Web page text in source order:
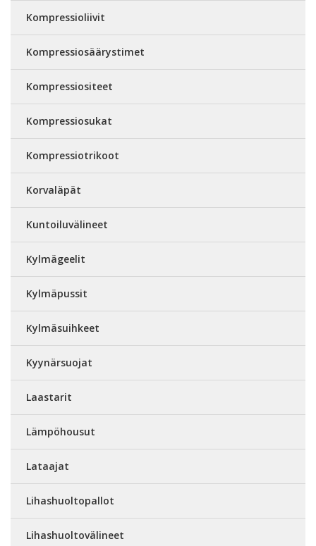
Kompressioliivit
Kompressiosäärystimet
Kompressiositeet
Kompressiosukat
Kompressiotrikoot
Korvaläpät
Kuntoiluvälineet
Kylmägeelit
Kylmäpussit
Kylmäsuihkeet
Kyynärsuojat
Laastarit
Lämpöhousut
Lataajat
Lihashuoltopallot
Lihashuoltovälineet